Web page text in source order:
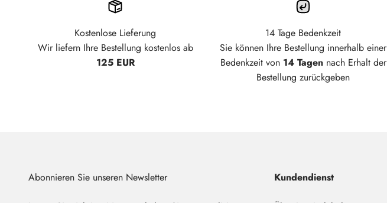
Kostenlose Lieferung
Wir liefern Ihre Bestellung kostenlos ab
125 EUR
14 Tage Bedenkzeit
Sie können Ihre Bestellung innerhalb einer
Bedenkzeit von 14 Tagennach Erhalt der
Bestellung zurückgeben
Abonnieren Sie unseren Newsletter Kundendienst